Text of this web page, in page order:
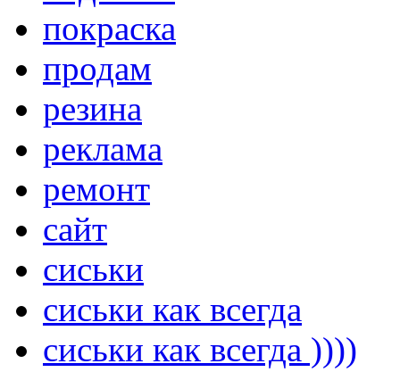
покраска
продам
резина
реклама
ремонт
сайт
сиськи
сиськи как всегда
сиськи как всегда ))))